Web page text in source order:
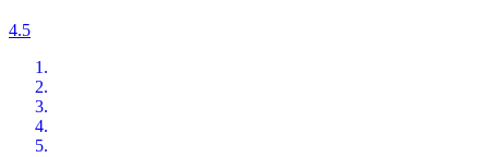
4.5